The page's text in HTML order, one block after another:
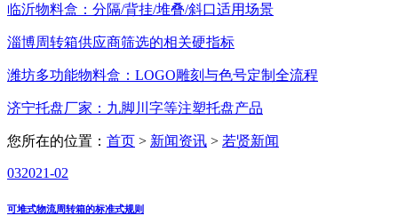
临沂物料盒：分隔/背挂/堆叠/斜口适用场景
淄博周转箱供应商筛选的相关硬指标
潍坊多功能物料盒：LOGO雕刻与色号定制全流程
济宁托盘厂家：九脚川字等注塑托盘产品
您所在的位置： 首页 > 新闻资讯 > 若贤新闻
032021-02
可堆式物流周转箱的标准式规则